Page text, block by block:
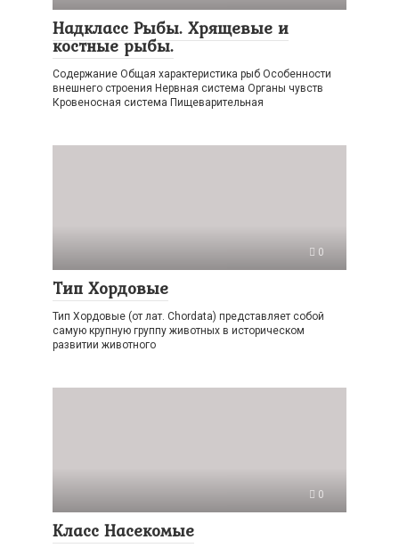
Надкласс Рыбы. Хрящевые и
костные рыбы.
Содержание Общая характеристика рыб Особенности
внешнего строения Нервная система Органы чувств
Кровеносная система Пищеварительная
0
Тип Хордовые
Тип Хордовые (от лат. Chordata) представляет собой
самую крупную группу животных в историческом
развитии животного
0
Класс Насекомые